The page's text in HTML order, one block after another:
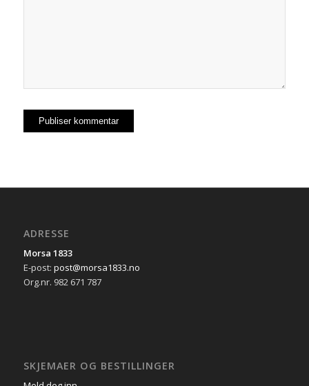
ADRESSE
Morsa 1833
E-post: post@morsa1833.no
Org.nr. 982 671 787
SKJEMAER OG BESTILLINGER